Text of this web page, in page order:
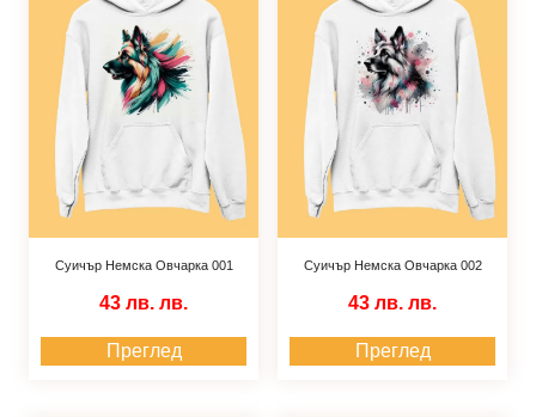
Суичър Немска Овчарка 001
43 лв. лв.
Преглед
Суичър Немска Овчарка 002
43 лв. лв.
Преглед